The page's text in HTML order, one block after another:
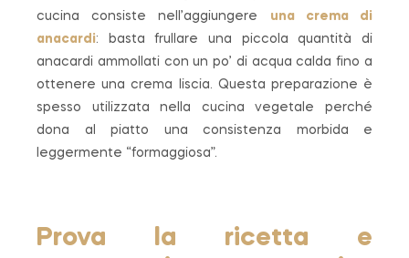
cucina consiste nell’aggiungere una crema di
anacardi: basta frullare una piccola quantità di
anacardi ammollati con un po’ di acqua calda fino a
ottenere una crema liscia. Questa preparazione è
spesso utilizzata nella cucina vegetale perché
dona al piatto una consistenza morbida e
leggermente “formaggiosa”.
Prova la ricetta e